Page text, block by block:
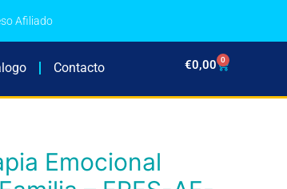
Afiliado
Contacto €0,00 0